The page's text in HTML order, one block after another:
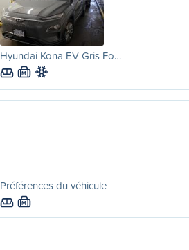
Hyundai Kona EV Gris Fo…
M
Préférences du véhicule
M